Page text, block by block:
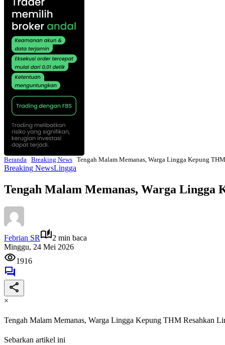
Beranda Breaking News Tengah Malam Memanas, Warga Lingga Kepung
Breaking NewsLingga
Tengah Malam Memanas, Warga Lingga
Febrian SR
2 min baca
Minggu, 24 Mei 2026
1916
×
Tengah Malam Memanas, Warga Lingga Kepung THM Resahkan
Sebarkan artikel ini